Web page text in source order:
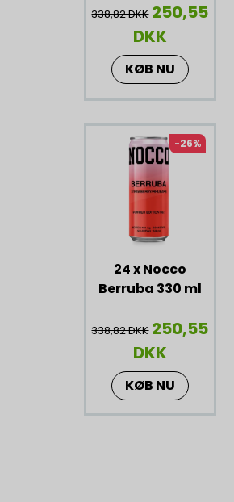
338,82 DKK 250,55
DKK
KØB NU
24 x Nocco
Berruba 330 ml
-26%
338,82 DKK 250,55
DKK
KØB NU